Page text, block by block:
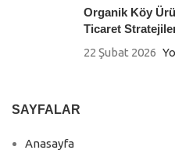
Organik Köy
Ticaret
22 Şubat 2026
SAYFALAR
Anasayfa